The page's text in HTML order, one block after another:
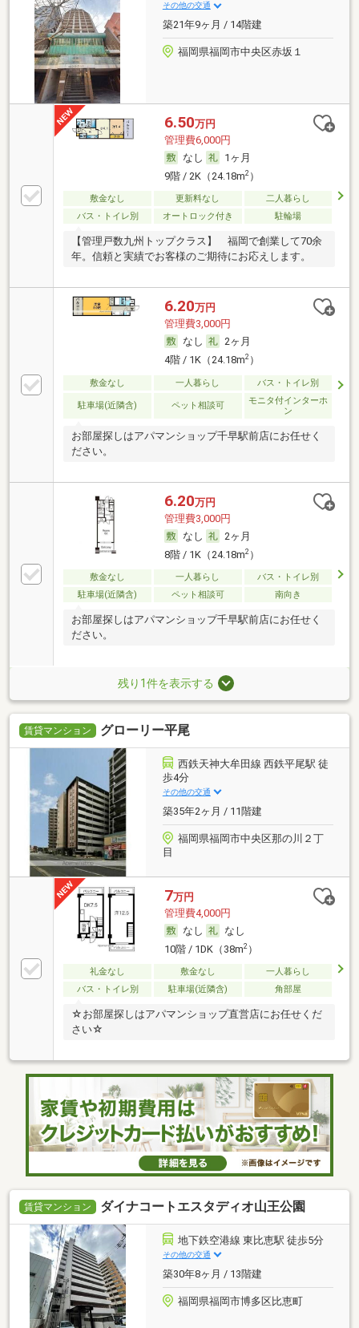
その他の交通
築21年9ヶ月 / 14階建
福岡県福岡市中央区赤坂１
6.50万円
管理費6,000円
なし
1ヶ月
9階 / 2K（24.18m2）
敷金なし 更新料なし
二人暮らし
バス・トイレ別
オートロック付き 駐輪場
【管理戸数九州トップクラス】 福岡で創業して70余
年。信頼と実績でお客様のご期待にお応えします。
6.20万円
管理費3,000円
なし
2ヶ月
4階 / 1K（24.18m2）
敷金なし 一人暮らし バス・トイレ別
駐車場(近隣含) ペット相談可
モニタ付インターホ
ン
お部屋探しはアパマンショップ千早駅前店にお任せく
ださい。
6.20万円
管理費3,000円
なし
2ヶ月
8階 / 1K（24.18m2）
敷金なし 一人暮らし
バス・トイレ別
駐車場(近隣含)
ペット相談可 南向き
お部屋探しはアパマンショップ千早駅前店にお任せく
ださい。
残り1件を表示する
賃貸マンション グローリー平尾
西鉄天神大牟田線 西鉄平尾駅 徒
歩4分
その他の交通
築35年2ヶ月 / 11階建
福岡県福岡市中央区那の川２丁
目
7万円
管理費4,000円
なし
なし
10階 / 1DK（38m2）
礼金なし 敷金なし
一人暮らし
バス・トイレ別
駐車場(近隣含) 角部屋
☆お部屋探しはアパマンショップ直営店にお任せくだ
さい☆
賃貸マンション ダイナコートエスタディオ山王公園
地下鉄空港線 東比恵駅 徒歩5分
その他の交通
築30年8ヶ月 / 13階建
福岡県福岡市博多区比恵町